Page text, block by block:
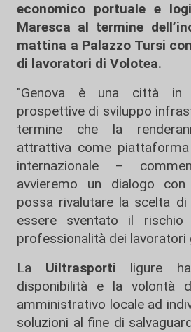
economico portuale e
Maresca al termine
mattina a Palazzo Tursi
di lavoratori di Volotea.
"Genova è una città in
prospettive di sviluppo
termine che la
attrattiva come
internazionale –
avvieremo un dialogo con
possa rivalutare la scelta
essere sventato il
professionalità dei lavoratori
La Uiltrasporti ligure
disponibilità e la volontà
amministrativo locale ad
soluzioni al fine di